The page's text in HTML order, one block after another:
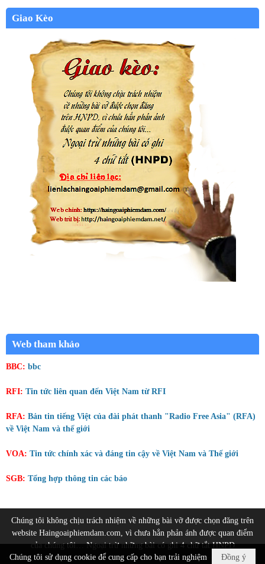
Giao Kèo
Web tham khảo
BBC: bbc
RFI: Tin tức liên quan đến Việt Nam từ RFI
RFA: Bản tin tiếng Việt của đài phát thanh "Radio Free Asia" (RFA)
về Việt Nam và thế giới
VOA: Tin tức chính xác và đáng tin cậy về Việt Nam và Thế giới
SGB: Tổng hợp thông tin các báo
Chúng tôi không chịu trách nhiệm về những bài vỡ được chọn đăng trên
website Haingoaiphiemdam.com, vì chưa hẳn phản ánh được quan điểm
của chúng tôi… Ngoại trừ những bài có ghi 4 chữ tắt HNPD
Đồng ý
Chúng tôi sử dụng cookie để cung cấp cho bạn trải nghiệm